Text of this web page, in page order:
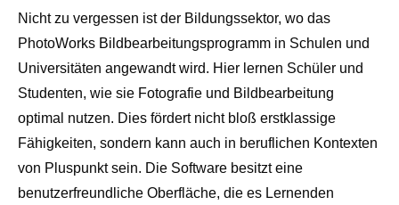
Nicht zu vergessen ist der Bildungssektor, wo das
PhotoWorks Bildbearbeitungsprogramm in Schulen und
Universitäten angewandt wird. Hier lernen Schüler und
Studenten, wie sie Fotografie und Bildbearbeitung
optimal nutzen. Dies fördert nicht bloß erstklassige
Fähigkeiten, sondern kann auch in beruflichen Kontexten
von Pluspunkt sein. Die Software besitzt eine
benutzerfreundliche Oberfläche, die es Lernenden